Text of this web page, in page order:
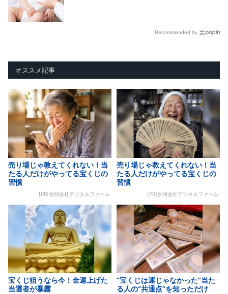
Recommended by
オススメ記事
売り場じゃ教えてくれない！当
たる人だけがやってる宝くじの
習慣
[PR]合同会社デジタルファーム
売り場じゃ教えてくれない！当
たる人だけがやってる宝くじの
習慣
[PR]合同会社デジタルファーム
宝くじ狙うなら今！金運上げた
当選者が暴露
“宝くじは運じゃなかった”当た
る人の“共通点”を知っただけ